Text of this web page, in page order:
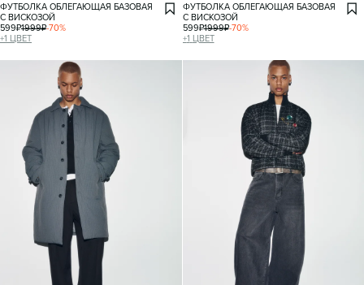
ФУТБОЛКА ОБЛЕГАЮЩАЯ БАЗОВАЯ
С ВИСКОЗОЙ
599₽1999₽-70%
+1 ЦВЕТ
ФУТБОЛКА ОБЛЕГАЮЩАЯ БАЗОВАЯ
С ВИСКОЗОЙ
599₽1999₽-70%
+1 ЦВЕТ